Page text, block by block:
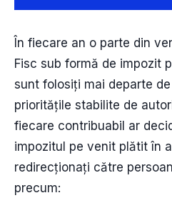
În fiecare an o parte din
Fisc sub formă de impozit
sunt folosiți mai departe
prioritățile stabilite de
fiecare contribuabil ar
impozitul pe venit plătit în
redirecționați către
precum: